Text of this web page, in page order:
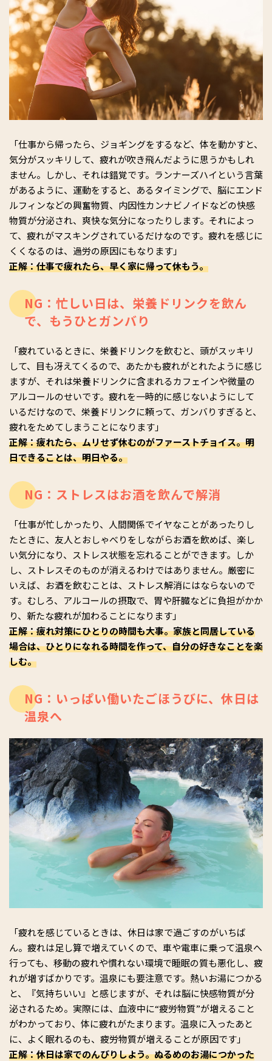
「仕事から帰ったら、ジョギングをするなど、体を動かすと、
気分がスッキリして、疲れが吹き飛んだように思うかもしれ
ません。しかし、それは錯覚です。ランナーズハイという言葉
があるように、運動をすると、あるタイミングで、脳にエンド
ルフィンなどの興奮物質、内因性カンナビノイドなどの快感
物質が分泌され、爽快な気分になったりします。それによっ
て、疲れがマスキングされているだけなのです。疲れを感じに
くくなるのは、過労の原因にもなります」
正解：仕事で疲れたら、早く家に帰って休もう。
NG：忙しい日は、栄養ドリンクを飲ん
で、もうひとガンバり
「疲れているときに、栄養ドリンクを飲むと、頭がスッキリ
して、目も冴えてくるので、あたかも疲れがとれたように感じ
ますが、それは栄養ドリンクに含まれるカフェインや微量の
アルコールのせいです。疲れを一時的に感じないようにして
いるだけなので、栄養ドリンクに頼って、ガンバりすぎると、
疲れをためてしまうことになります」
正解：疲れたら、ムリせず休むのがファーストチョイス。明
日できることは、明日やる。
NG：ストレスはお酒を飲んで解消
「仕事が忙しかったり、人間関係でイヤなことがあったりし
たときに、友人とおしゃべりをしながらお酒を飲めば、楽し
い気分になり、ストレス状態を忘れることができます。しか
し、ストレスそのものが消えるわけではありません。厳密に
いえば、お酒を飲むことは、ストレス解消にはならないので
す。むしろ、アルコールの摂取で、胃や肝臓などに負担がかか
り、新たな疲れが加わることになります」
正解：疲れ対策にひとりの時間も大事。家族と同居している
場合は、ひとりになれる時間を作って、自分の好きなことを楽
しむ。
NG：いっぱい働いたごほうびに、休日は
温泉へ
「疲れを感じているときは、休日は家で過ごすのがいちば
ん。疲れは足し算で増えていくので、車や電車に乗って温泉へ
行っても、移動の疲れや慣れない環境で睡眠の質も悪化し、疲
れが増すばかりです。温泉にも要注意です。熱いお湯につかる
と、『気持ちいい』と感じますが、それは脳に快感物質が分
泌されるため。実際には、血液中に“疲労物質”が増えること
がわかっており、体に疲れがたまります。温泉に入ったあと
に、よく眠れるのも、疲労物質が増えることが原因です」
正解：休日は家でのんびりしよう。ぬるめのお湯につかった